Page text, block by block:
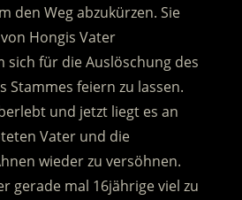
den Weg abzukürzen. Sie
Hongis Vater
sich für die Auslöschung des
Stammes feiern zu lassen.
und jetzt liegt es an
Vater und die
wieder zu versöhnen.
gerade mal 16jährige viel zu